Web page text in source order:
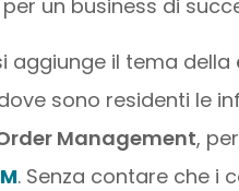
un business di
aggiunge il tema della
sono residenti le
Management,
. Senza contare che i